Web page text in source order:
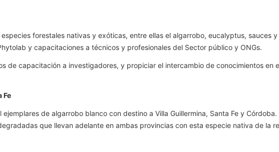
forestales nativas y exóticas, entre ellas el algarrobo, eucalyptus, sauces
y capacitaciones a técnicos y profesionales del Sector público y ONGs.
de capacitación a investigadores, y propiciar el intercambio de conocimientos en
Fe
de algarrobo blanco con destino a Villa Guillermina, Santa Fe y
que llevan adelante en ambas provincias con esta especie nativa de la